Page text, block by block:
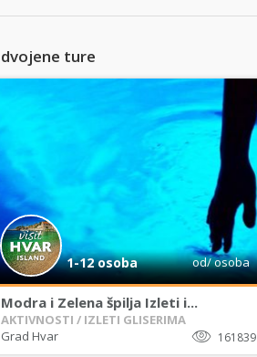
ture
1-12 osoba od/ osoba
Modra i Zelena špilja Izleti i...
AKTIVNOSTI / IZLETI GLISERIMA
161839
Grad Hvar